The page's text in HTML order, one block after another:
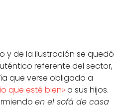
y de la ilustración se quedó
referente del sector,
que verse obligado a
que esté bien» a sus hijos.
en el sofá de casa